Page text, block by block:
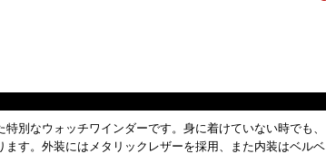
別なウォッチワインダーです。身に着けていない時でも、
す。外装にはメタリックレザーを採用、また内装はベルベ